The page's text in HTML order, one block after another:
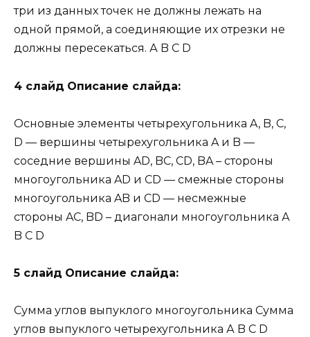
три из данных точек не должны лежать на
одной прямой, а соединяющие их отрезки не
должны пересекаться. А B C D
4 слайд Описание слайда:
Основные элементы четырехугольника A, B, C,
D — вершины четырехугольника A и B —
соседние вершины AD, BC, CD, BA – стороны
многоугольника AD и CD — смежные стороны
многоугольника AB и CD — несмежные
стороны AC, BD – диагонали многоугольника А
B C D
5 слайд Описание слайда:
Сумма углов выпуклого многоугольника Сумма
углов выпуклого четырехугольника А B C D